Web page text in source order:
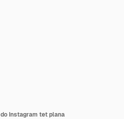
Instagram tet plana